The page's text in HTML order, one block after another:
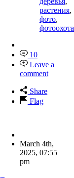
растения,
фото,
фотоохота
10
Leave a
comment
Share
Flag
March 4th,
2025, 07:55
pm